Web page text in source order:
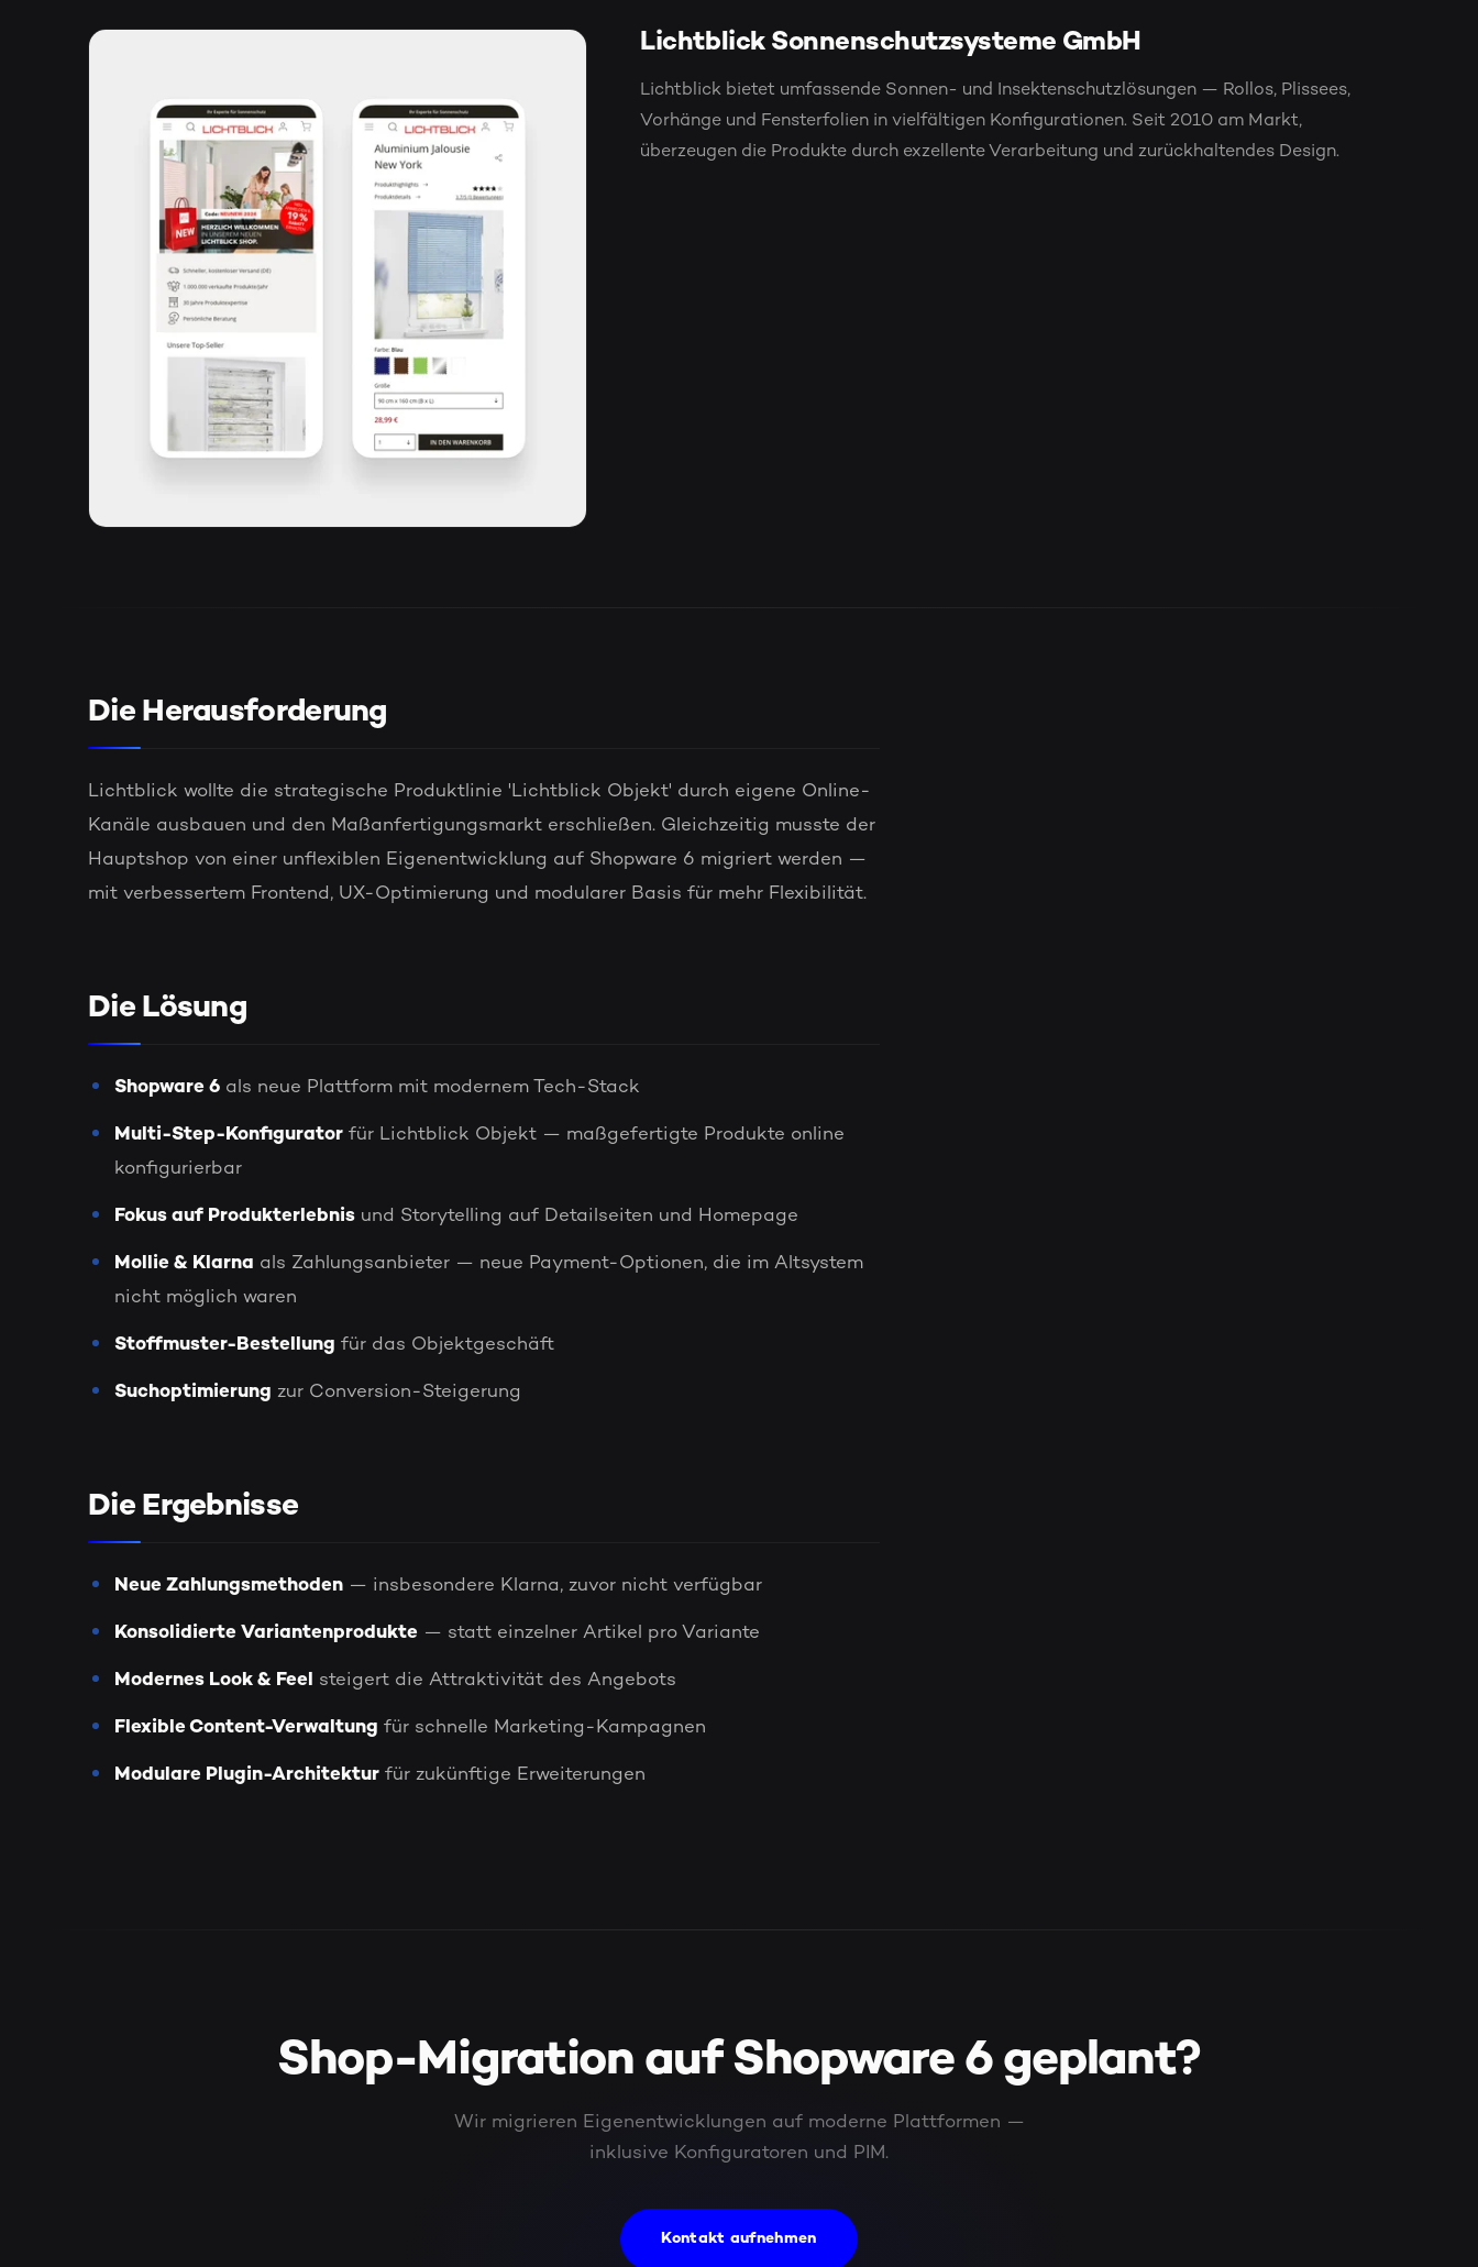
Lichtblick Sonnenschutzsysteme GmbH
Lichtblick bietet umfassende Sonnen- und Insektenschutzlösungen — Rollos, Plissees,
Vorhänge und Fensterfolien in vielfältigen Konfigurationen. Seit 2010 am Markt,
überzeugen die Produkte durch exzellente Verarbeitung und zurückhaltendes Design.
Die Herausforderung
Lichtblick wollte die strategische Produktlinie 'Lichtblick Objekt' durch eigene Online-
Kanäle ausbauen und den Maßanfertigungsmarkt erschließen. Gleichzeitig musste der
Hauptshop von einer unflexiblen Eigenentwicklung auf Shopware 6 migriert werden —
mit verbessertem Frontend, UX-Optimierung und modularer Basis für mehr Flexibilität.
Die Lösung
Shopware 6 als neue Plattform mit modernem Tech-Stack
Multi-Step-Konfigurator für Lichtblick Objekt — maßgefertigte Produkte online
konfigurierbar
Fokus auf Produkterlebnis und Storytelling auf Detailseiten und Homepage
Mollie & Klarna als Zahlungsanbieter — neue Payment-Optionen, die im Altsystem
nicht möglich waren
Stoffmuster-Bestellung für das Objektgeschäft
Suchoptimierung zur Conversion-Steigerung
Die Ergebnisse
Neue Zahlungsmethoden — insbesondere Klarna, zuvor nicht verfügbar
Konsolidierte Variantenprodukte — statt einzelner Artikel pro Variante
Modernes Look & Feel steigert die Attraktivität des Angebots
Flexible Content-Verwaltung für schnelle Marketing-Kampagnen
Modulare Plugin-Architektur für zukünftige Erweiterungen
Shop-Migration auf Shopware 6 geplant?
Wir migrieren Eigenentwicklungen auf moderne Plattformen —
inklusive Konfiguratoren und PIM.
Kontakt aufnehmen